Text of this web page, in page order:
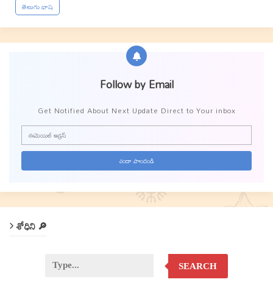
తెలుగు భాష
Follow by Email
Get Notified About Next Update Direct to Your inbox
శోధిని 🔎
SEARCH